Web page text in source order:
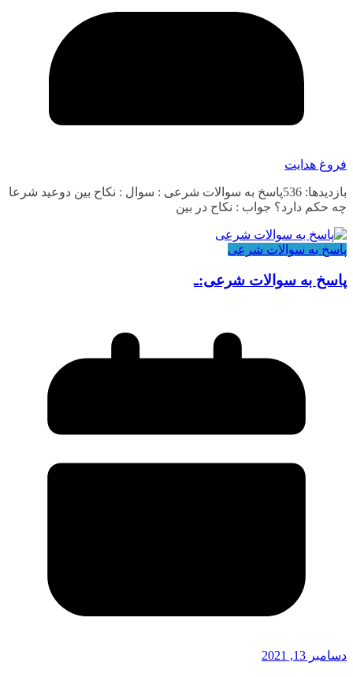
فروغ هدایت
بازدیدها: 536پاسخ به سوالات شرعی : سوال : نکاح بین دوعید شرعا
چه حکم دارد؟ جواب : نکاح در بین
پاسخ به سوالات شرعی
پاسخ به سوالات شرعی:ـ
دسامبر 13, 2021